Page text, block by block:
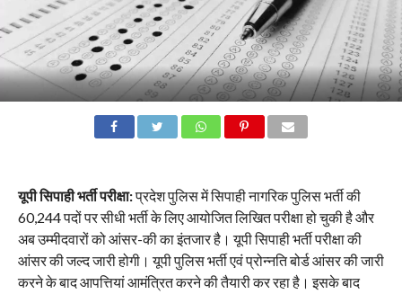
यूपी सिपाही भर्ती परीक्षा:प्रदेश पुलिस में सिपाही नागरिक पुलिस भर्ती की
60,244 पदों पर सीधी भर्ती के लिए आयोजित लिखित परीक्षा हो चुकी है और
अब उम्मीदवारों को आंसर-की का इंतजार है। यूपी सिपाही भर्ती परीक्षा की
आंसर की जल्द जारी होगी। यूपी पुलिस भर्ती एवं प्रोन्नति बोर्ड आंसर की जारी
करने के बाद आपत्तियां आमंत्रित करने की तैयारी कर रहा है। इसके बाद